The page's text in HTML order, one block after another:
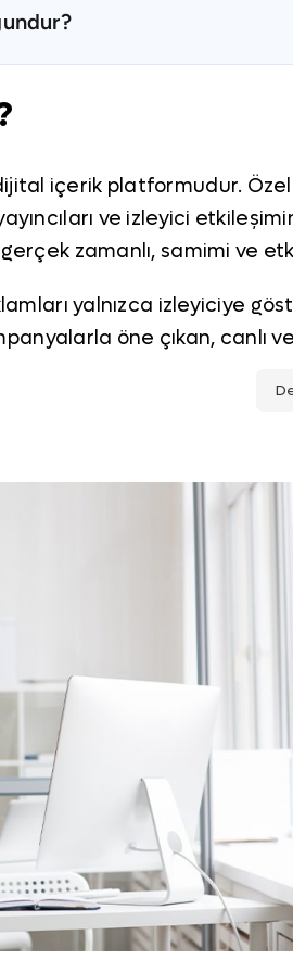
içerik platformudur.
ve izleyici
zamanlı, samimi ve
yalnızca izleyiciye
öne çıkan,
mesajlarının doğrudan
yayın politikası
Bileşenleri
topluluk etkileşimi,
doğru yayıncılarla
Gaming, sohbet,